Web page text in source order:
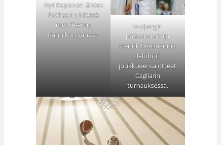
Nyt Koponen lähtee
Prahaan yhdessä
mm. Teemu
Rannikon kanssa.
Susijengin
päävalmentaja
Henrik Dettmannia
ilahdutti
joukkueensa otteet
Cagliarin
turnauksessa.